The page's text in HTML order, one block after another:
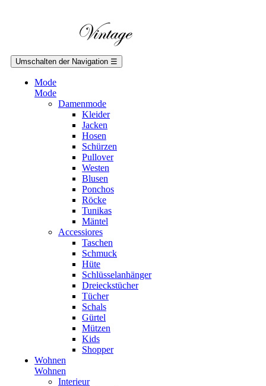
Umschalten der Navigation ☰
Mode
Mode
Damenmode
Kleider
Jacken
Hosen
Schürzen
Pullover
Westen
Blusen
Ponchos
Röcke
Tunikas
Mäntel
Accessiores
Taschen
Schmuck
Hüte
Schlüsselanhänger
Dreieckstücher
Tücher
Schals
Gürtel
Mützen
Kids
Shopper
Wohnen
Wohnen
Interieur